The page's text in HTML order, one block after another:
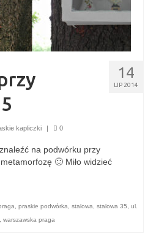
14
LIP 2014
kapliczki | 0
na podwórku przy
🙂 Miło widzieć
praskie podwórka stalowa stalowa 35
ul.
warszawska praga